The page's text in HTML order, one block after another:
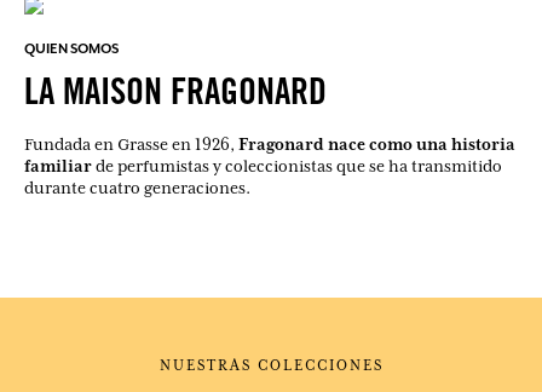
QUIEN SOMOS
LA MAISON FRAGONARD
Fundada en Grasse en 1926, Fragonard nace como una historia
familiarde perfumistas y coleccionistas que se ha transmitido
durante cuatro generaciones.
NUESTRAS COLECCIONES